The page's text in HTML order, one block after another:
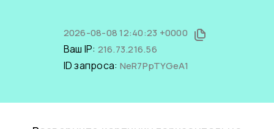
2026-08-08 12:40:23 +0000
Ваш IP: 216.73.216.56
ID запроса: NeR7PpTYGeA1